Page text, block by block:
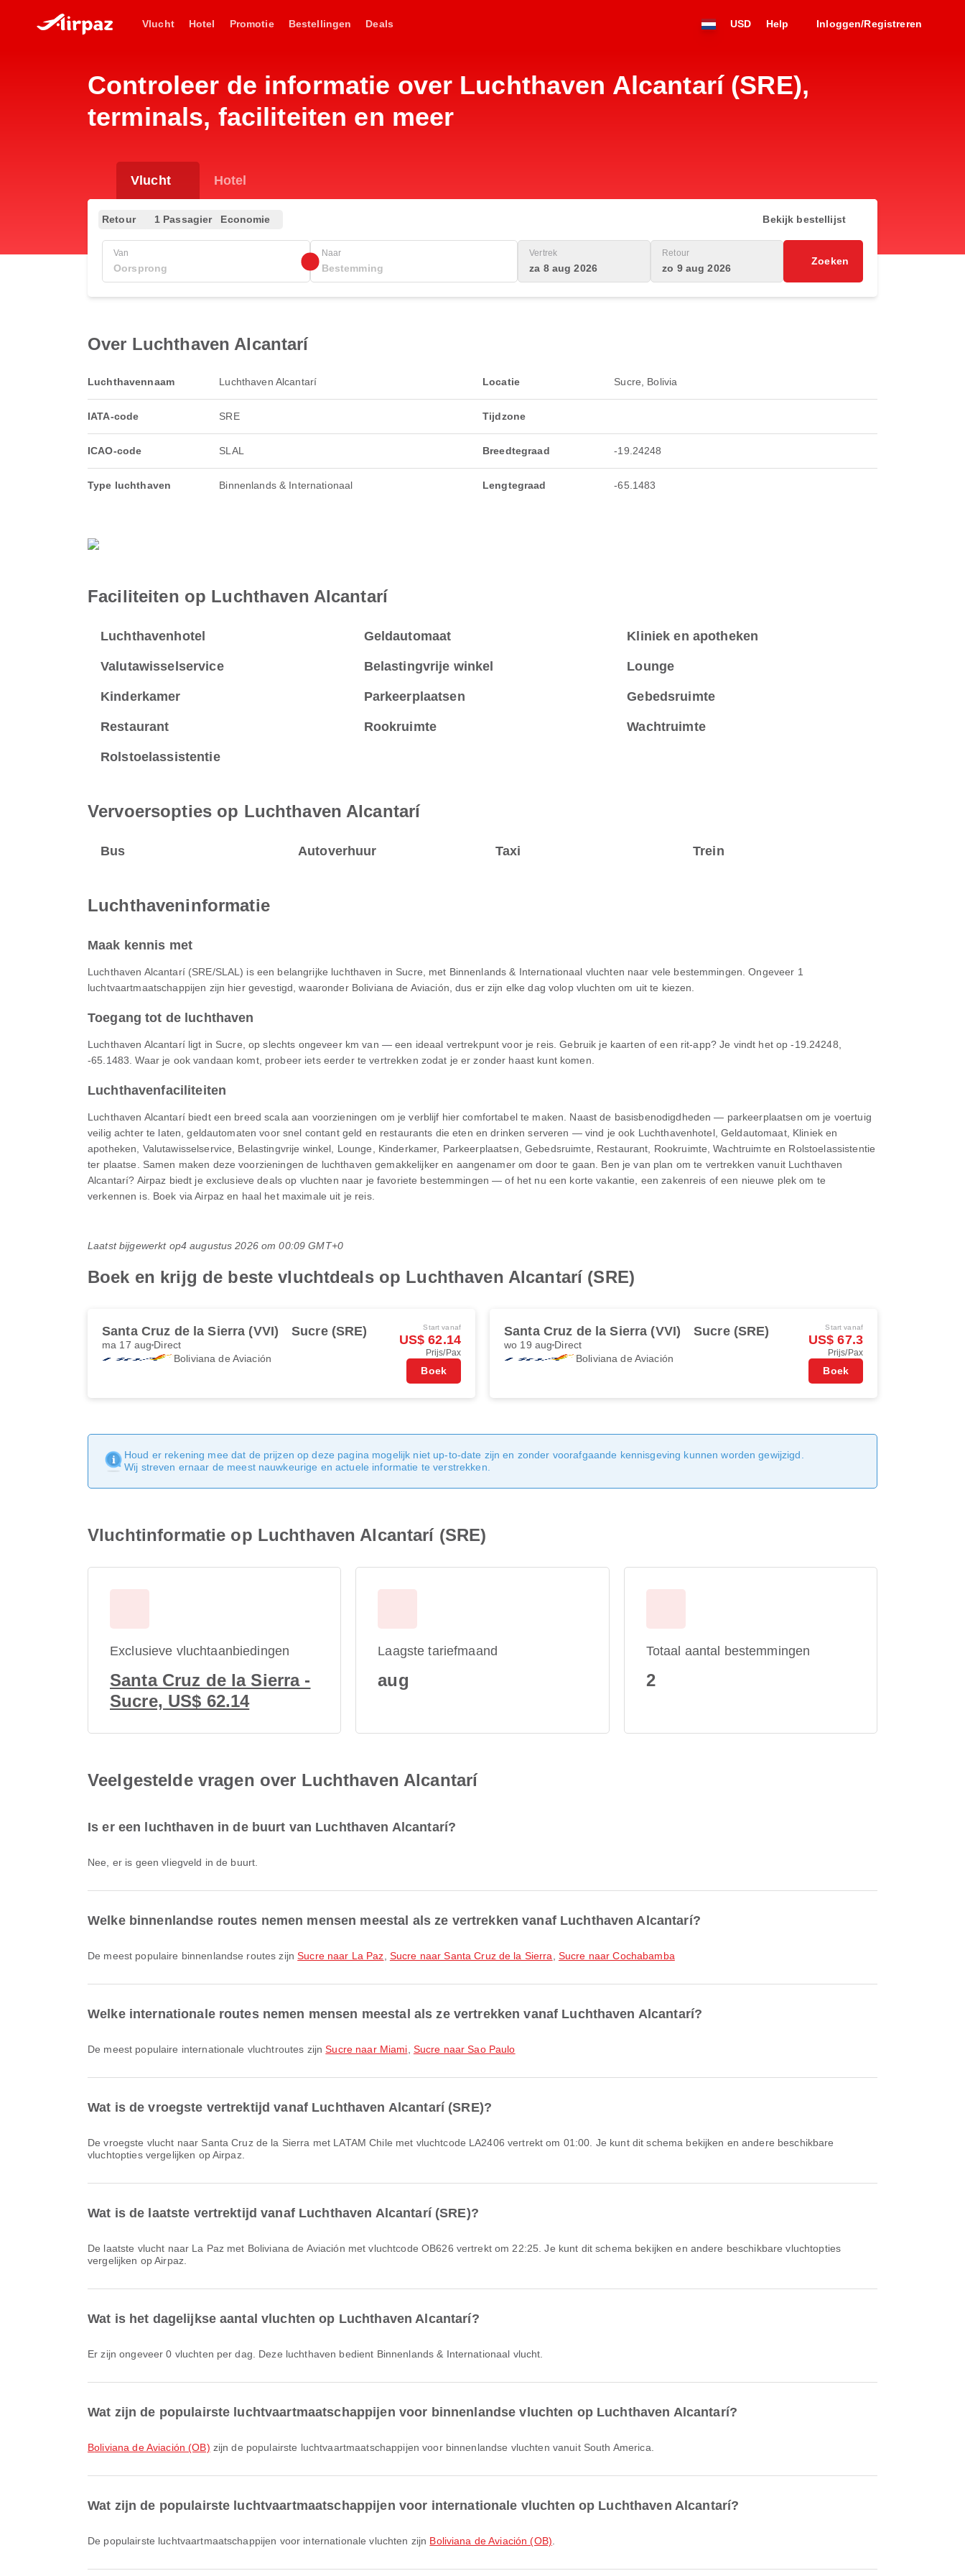
Vlucht Hotel Promotie Bestellingen Deals USD Help Inloggen/Registreren
Controleer de informatie over Luchthaven Alcantarí (SRE),
terminals, faciliteiten en meer
Vlucht Hotel
Retour 1 Passagier Economie Bekijk bestellijst
Van Naar Vertrek
za 8 aug 2026
Retour
zo 9 aug 2026
Zoeken
Over Luchthaven Alcantarí
Luchthavennaam Luchthaven Alcantarí
IATA-code SRE
ICAO-code SLAL
Type luchthaven Binnenlands & Internationaal
Locatie Sucre, Bolivia
Tijdzone
Breedtegraad -19.24248
Lengtegraad -65.1483
Faciliteiten op Luchthaven Alcantarí
Luchthavenhotel Geldautomaat Kliniek en apotheken
Valutawisselservice Belastingvrije winkel Lounge
Kinderkamer Parkeerplaatsen Gebedsruimte
Restaurant Rookruimte Wachtruimte
Rolstoelassistentie
Vervoersopties op Luchthaven Alcantarí
Bus Autoverhuur Taxi Trein
Luchthaveninformatie
Maak kennis met
Luchthaven Alcantarí (SRE/SLAL) is een belangrijke luchthaven in Sucre, met Binnenlands & Internationaal vluchten naar vele bestemmingen. Ongeveer 1
luchtvaartmaatschappijen zijn hier gevestigd, waaronder Boliviana de Aviación, dus er zijn elke dag volop vluchten om uit te kiezen.
Toegang tot de luchthaven
Luchthaven Alcantarí ligt in Sucre, op slechts ongeveer km van — een ideaal vertrekpunt voor je reis. Gebruik je kaarten of een rit-app? Je vindt het op -19.24248,
-65.1483. Waar je ook vandaan komt, probeer iets eerder te vertrekken zodat je er zonder haast kunt komen.
Luchthavenfaciliteiten
Luchthaven Alcantarí biedt een breed scala aan voorzieningen om je verblijf hier comfortabel te maken. Naast de basisbenodigdheden — parkeerplaatsen om je voertuig
veilig achter te laten, geldautomaten voor snel contant geld en restaurants die eten en drinken serveren — vind je ook Luchthavenhotel, Geldautomaat, Kliniek en
apotheken, Valutawisselservice, Belastingvrije winkel, Lounge, Kinderkamer, Parkeerplaatsen, Gebedsruimte, Restaurant, Rookruimte, Wachtruimte en Rolstoelassistentie
ter plaatse. Samen maken deze voorzieningen de luchthaven gemakkelijker en aangenamer om door te gaan. Ben je van plan om te vertrekken vanuit Luchthaven
Alcantarí? Airpaz biedt je exclusieve deals op vluchten naar je favoriete bestemmingen — of het nu een korte vakantie, een zakenreis of een nieuwe plek om te
verkennen is. Boek via Airpaz en haal het maximale uit je reis.
Laatst bijgewerkt op4 augustus 2026 om 00:09 GMT+0
Boek en krijg de beste vluchtdeals op Luchthaven Alcantarí (SRE)
Santa Cruz de la Sierra (VVI) Sucre (SRE)
ma 17 aug Direct
Boliviana de Aviación
Start vanaf
US$ 62.14
Prijs/Pax
Boek
Santa Cruz de la Sierra (VVI) Sucre (SRE)
wo 19 aug Direct
Boliviana de Aviación
Start vanaf
US$ 67.3
Prijs/Pax
Boek
Houd er rekening mee dat de prijzen op deze pagina mogelijk niet up-to-date zijn en zonder voorafgaande kennisgeving kunnen worden gewijzigd.
Wij streven ernaar de meest nauwkeurige en actuele informatie te verstrekken.
Vluchtinformatie op Luchthaven Alcantarí (SRE)
Exclusieve vluchtaanbiedingen
Santa Cruz de la Sierra -
Sucre, US$ 62.14
Laagste tariefmaand
aug
Totaal aantal bestemmingen
2
Veelgestelde vragen over Luchthaven Alcantarí
Is er een luchthaven in de buurt van Luchthaven Alcantarí?
Nee, er is geen vliegveld in de buurt.
Welke binnenlandse routes nemen mensen meestal als ze vertrekken vanaf Luchthaven Alcantarí?
De meest populaire binnenlandse routes zijnSucre naar La Paz Sucre naar Santa Cruz de la Sierra Sucre naar Cochabamba
Welke internationale routes nemen mensen meestal als ze vertrekken vanaf Luchthaven Alcantarí?
De meest populaire internationale vluchtroutes zijnSucre naar Miami Sucre naar Sao Paulo
Wat is de vroegste vertrektijd vanaf Luchthaven Alcantarí (SRE)?
De vroegste vlucht naar Santa Cruz de la Sierra met LATAM Chile met vluchtcode LA2406 vertrekt om 01:00. Je kunt dit schema bekijken en andere beschikbare
vluchtopties vergelijken op Airpaz.
Wat is de laatste vertrektijd vanaf Luchthaven Alcantarí (SRE)?
De laatste vlucht naar La Paz met Boliviana de Aviación met vluchtcode OB626 vertrekt om 22:25. Je kunt dit schema bekijken en andere beschikbare vluchtopties
vergelijken op Airpaz.
Wat is het dagelijkse aantal vluchten op Luchthaven Alcantarí?
Er zijn ongeveer 0 vluchten per dag. Deze luchthaven bedient Binnenlands & Internationaal vlucht.
Wat zijn de populairste luchtvaartmaatschappijen voor binnenlandse vluchten op Luchthaven Alcantarí?
Boliviana de Aviación (OB) zijn de populairste luchtvaartmaatschappijen voor binnenlandse vluchten vanuit South America.
Wat zijn de populairste luchtvaartmaatschappijen voor internationale vluchten op Luchthaven Alcantarí?
De populairste luchtvaartmaatschappijen voor internationale vluchten zijn Boliviana de Aviación (OB)